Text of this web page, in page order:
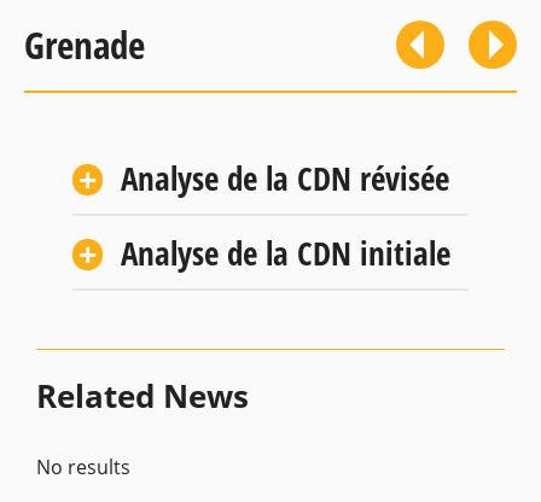
Grenade
Analyse de la CDN révisée
Analyse de la CDN initiale
Related News
No results